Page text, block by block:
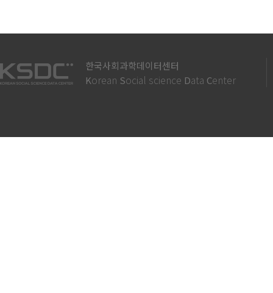
한국사회과학데이터센터
Korean Social science Data Center